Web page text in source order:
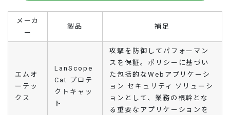
メーカ
ー
製品 補足
エムオ
ーテッ
クス
LanScope
Cat プロテ
クトキャッ
ト
攻撃を防御してパフォーマン
スを保証。ポリシーに基づい
た包括的なWebアプリケーシ
ョン セキュリティ ソリューシ
ョンとして、業務の根幹とな
る重要なアプリケーションを